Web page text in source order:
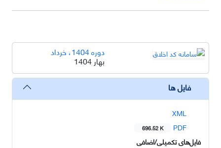
دوره 1404، خرداد
بهار 1404
فایل ها
XML
PDF
696.52 K
فایل‌های تکمیلی/اضافی